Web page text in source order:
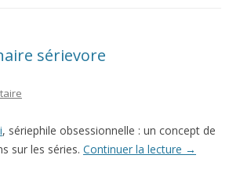
sérievore
, sériephile obsessionnelle : un concept de
sur les séries. Continuer la lecture →